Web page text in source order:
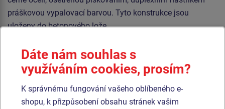
práškovou vypalovací barvou. Tyto konstrukce jsou
uloženy do betonového lože.
polypropylenu s vnitřním ocelovým jádrem) a jsou
spojována plastovými spoji. Veškerý spojovací materiál je
pozinkovaný nebo nerezový.
Dáte nám souhlas s
využíváním cookies, prosím?
K správnému fungování vašeho oblíbeného e-
shopu, k přizpůsobení obsahu stránek vašim